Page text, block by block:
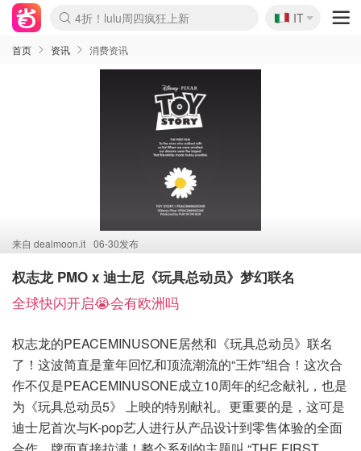
Boticinal 夏促开抢！
4折！lulu周四疯狂上新
速领！Stanley独家85折
Zalando 奥莱闪促！每日更新
🇮🇹
IT
首页 资讯 消费资讯
来自 dealmoon.it 06-30发布
权志龙 PMO x 迪士尼《玩具总动员》梦幻联名
全球快闪开启😭会有欧洲吗
权志龙的PEACEMINUSONE居然和《玩具总动员》联名
了！这波简直是童年回忆和顶流潮流的“王炸”组合！这次合
作不仅是PEACEMINUSONE成立10周年的纪念献礼，也是
为《玩具总动员5》 上映的特别献礼。更重要的是，这可是
迪士尼首次与K-pop艺人进行从产品设计到零售体验的全面